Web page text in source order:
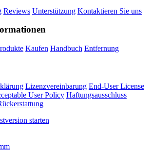
Reviews Unterstützung Kontaktieren Sie uns
Kaufen Handbuch Entfernung
Lizenzvereinbarung End-User License
User Policy Haftungsausschluss
starten